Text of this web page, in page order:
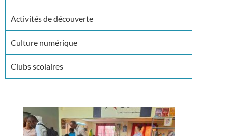
Activités de découverte
Culture numérique
Clubs scolaires